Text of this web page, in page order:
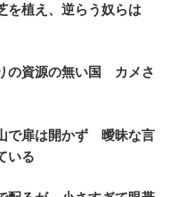
植え、逆らう奴らは
の資源の無い国 カメさ
で扉は開かず 曖昧な言
いる